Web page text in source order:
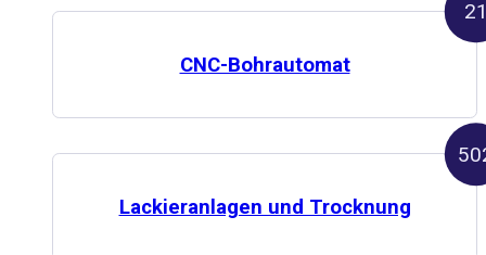
CNC-Bohrautomat
Lackieranlagen und Trocknung